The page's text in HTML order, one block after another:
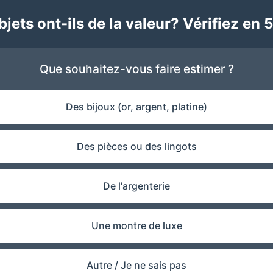
ont-ils de la valeur? Vérifiez en
Que souhaitez-vous faire estimer ?
Des bijoux (or, argent, platine)
Des pièces ou des lingots
De l'argenterie
Une montre de luxe
Autre / Je ne sais pas